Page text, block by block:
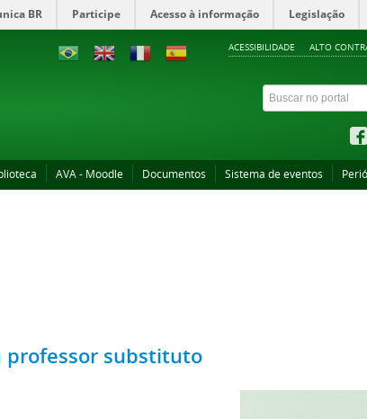
BR Participe Acesso à informação Legislação
ACESSIBILIDADE ALTO
AVA - Moodle Documentos Sistema de eventos
professor substituto